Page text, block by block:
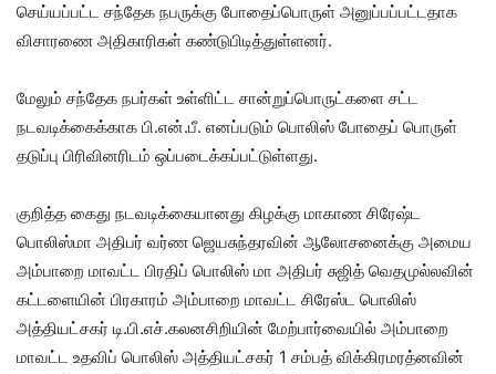
செய்யப்பட்ட சந்தேக நபருக்கு போதைப்பொருள் அனுப்பப்பட்டதாக
விசாரணை அதிகாரிகள் கண்டுபிடித்துள்ளனர்.
மேலும் சந்தேக நபர்கள் உள்ளிட்ட சான்றுப்பொருட்களை சட்ட
நடவடிக்கைக்காக பி.என்.பீ. எனப்படும் பொலிஸ் போதைப் பொருள்
தடுப்பு பிரிவினரிடம் ஒப்படைக்கப்பட்டுள்ளது.
குறித்த கைது நடவடிக்கையானது கிழக்கு மாகாண சிரேஷ்ட
பொலிஸ்மா அதிபர் வர்ண ஜெயசுந்தரவின் ஆலோசனைக்கு அமைய
அம்பாறை மாவட்ட பிரதிப் பொலிஸ் மா அதிபர் சுஜித் வெதமுல்லவின்
கட்டளையின் பிரகாரம் அம்பாறை மாவட்ட சிரேஸ்ட பொலிஸ்
அத்தியட்சகர் டி.பி.எச்.கலனசிறியின் மேற்பார்வையில் அம்பாறை
மாவட்ட உதவிப் பொலிஸ் அத்தியட்சகர் 1 சம்பத் விக்கிரமரத்னவின்